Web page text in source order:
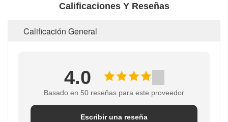
Calificaciones Y Reseñas
Calificación General
4.0
Basado en 50 reseñas para este proveedor
Escribir una reseña